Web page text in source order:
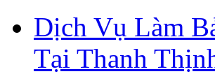
Dịch Vụ Làm
Tại Thanh